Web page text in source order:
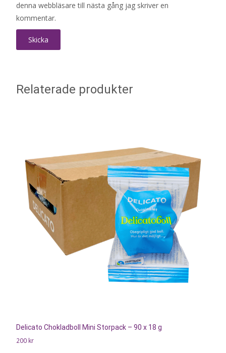
denna webbläsare till nästa gång jag skriver en
kommentar.
Relaterade produkter
Delicato Chokladboll Mini Storpack – 90 x 18 g
200 kr